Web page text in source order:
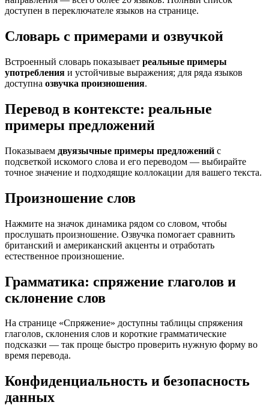
доступен в переключателе языков на странице.
Словарь с примерами и озвучкой
Встроенный словарь показывает реальные примеры
употребления и устойчивые выражения; для ряда языков
доступна озвучка произношения.
Перевод в контексте: реальные
примеры предложений
Показываем двуязычные примеры предложений с
подсветкой искомого слова и его переводом — выбирайте
точное значение и подходящие коллокации для вашего текста.
Произношение слов
Нажмите на значок динамика рядом со словом, чтобы
прослушать произношение. Озвучка помогает сравнить
британский и американский акценты и отработать
естественное произношение.
Грамматика: спряжение глаголов и
склонение слов
На странице «Спряжение» доступны таблицы спряжения
глаголов, склонения слов и короткие грамматические
подсказки — так проще быстро проверить нужную форму во
время перевода.
Конфиденциальность и безопасность
данных